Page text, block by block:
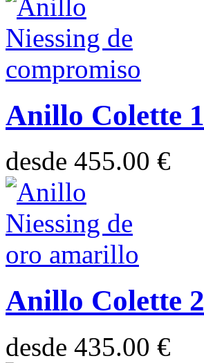
Anillo Colette 1
desde 455.00 €
Anillo Colette 2
desde 435.00 €